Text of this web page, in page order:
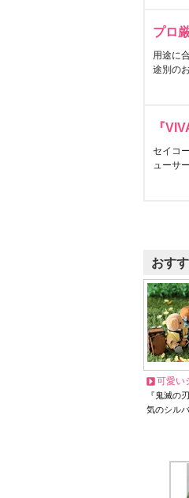
プロ
用途に
途別の
『
セイコ
ューサ
おす
可愛い
『鬼滅の
気のシル